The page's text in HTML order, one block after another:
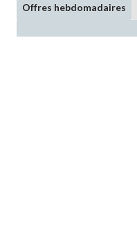
Offres hebdomadaires